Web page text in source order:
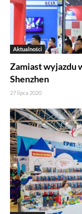
Aktualności
Zamiast wyjazdu
Shenzhen
27 lipca 2020